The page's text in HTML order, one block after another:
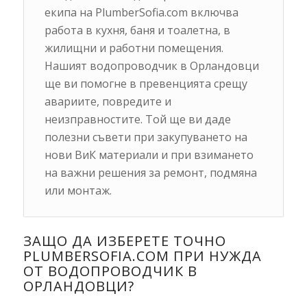
екипа на PlumberSofia.com включва
работа в кухня, баня и тоалетна, в
жилищни и работни помещения.
Нашият водопроводчик в Орландовци
ще ви помогне в превенцията срещу
авариите, повредите и
неизправностите. Той ще ви даде
полезни съвети при закупуването на
нови ВиК материали и при взимането
на важни решения за ремонт, подмяна
или монтаж.
ЗАЩО ДА ИЗБЕРЕТЕ ТОЧНО
PLUMBERSOFIA.COM ПРИ НУЖДА
ОТ ВОДОПРОВОДЧИК В
ОРЛАНДОВЦИ?